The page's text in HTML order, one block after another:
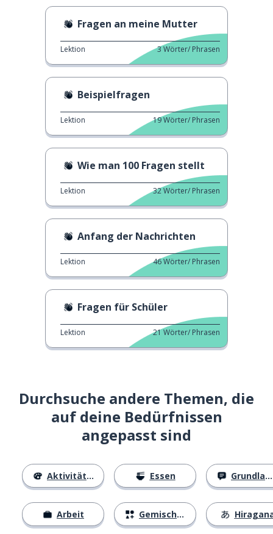
Fragen an meine Mutter
Lektion 3Wörter/ Phrasen
Beispielfragen
Lektion 19Wörter/ Phrasen
Wie man 100 Fragen stellt
Lektion 32Wörter/ Phrasen
Anfang der Nachrichten
Lektion 46Wörter/ Phrasen
Fragen für Schüler
Lektion 21Wörter/ Phrasen
Durchsuche andere Themen, die
auf deine Bedürfnissen
angepasst sind
Aktivitäten
Arbeit
Essen
Gemischtes
Grundlagen